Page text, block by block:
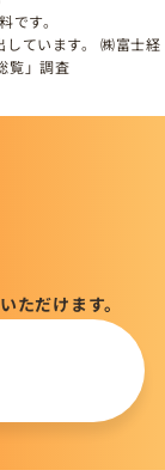
す。
ています。 ㈱富士経
覧」調査
ただけます。